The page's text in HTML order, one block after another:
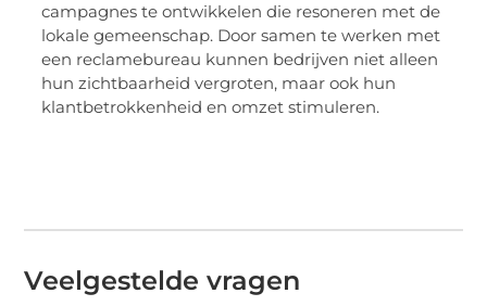
campagnes te ontwikkelen die resoneren met de
lokale gemeenschap. Door samen te werken met
een reclamebureau kunnen bedrijven niet alleen
hun zichtbaarheid vergroten, maar ook hun
klantbetrokkenheid en omzet stimuleren.
Veelgestelde vragen